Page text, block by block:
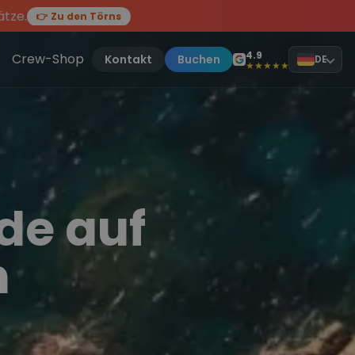
👉 Zu den Törns
Törn!
des Jahres, sei dabei.
Crew-Shop Kontakt Buchen 4.9
★★★★★ DE
auf